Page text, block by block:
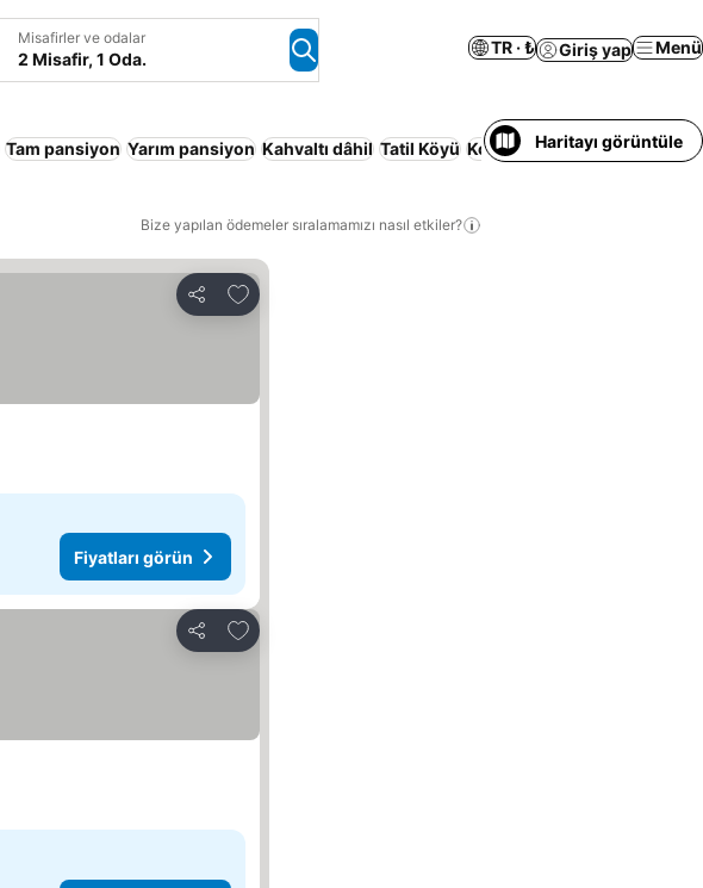
Misafirler ve odalar
2 Misafir, 1 Oda.
TR · ₺ Giriş yap Menü
Tam pansiyon Yarım pansiyon Kahvaltı dâhil Tatil Köyü Konaklama Hizmeti Verilen
Haritayı görüntüle
Bize yapılan ödemeler sıralamamızı nasıl etkiler?
Paylaş
Favorilerime ekle
Fiyatları görün
Paylaş
Favorilerime ekle